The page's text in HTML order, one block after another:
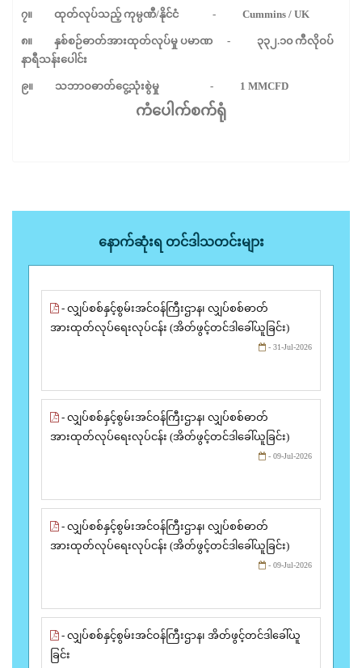
၇။ ထုတ်လုပ်သည့် ကုမ္ပဏီ/နိုင်ငံ - Cummins / UK
၈။ နှစ်စဉ်ဓာတ်အားထုတ်လုပ်မှု ပမာဏ - ၃၃၂.၁၀ ကီလိုဝပ်
နာရီသန်းပေါင်း
၉။ သဘာဝဓာတ်ငွေ့သုံးစွဲမှု - 1 MMCFD
ကံပေါက်စက်ရုံ
နောက်ဆုံးရ တင်ဒါသတင်းများ
- လျှပ်စစ်နှင့်စွမ်းအင်ဝန်ကြီးဌာန၊ လျှပ်စစ်ဓာတ်
အားထုတ်လုပ်ရေးလုပ်ငန်း (အိတ်ဖွင့်တင်ဒါခေါ်ယူခြင်း)
- 31-Jul-2026
- လျှပ်စစ်နှင့်စွမ်းအင်ဝန်ကြီးဌာန၊ လျှပ်စစ်ဓာတ်
အားထုတ်လုပ်ရေးလုပ်ငန်း (အိတ်ဖွင့်တင်ဒါခေါ်ယူခြင်း)
- 09-Jul-2026
- လျှပ်စစ်နှင့်စွမ်းအင်ဝန်ကြီးဌာန၊ လျှပ်စစ်ဓာတ်
အားထုတ်လုပ်ရေးလုပ်ငန်း (အိတ်ဖွင့်တင်ဒါခေါ်ယူခြင်း)
- 09-Jul-2026
- လျှပ်စစ်နှင့်စွမ်းအင်ဝန်ကြီးဌာန၊ အိတ်ဖွင့်တင်ဒါခေါ်ယူ
ခြင်း